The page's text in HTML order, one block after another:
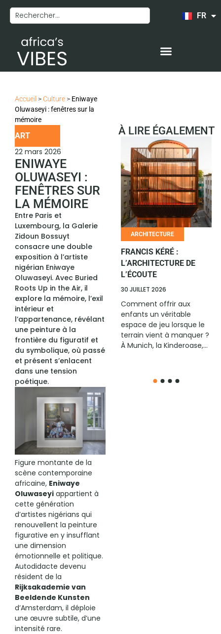
FR
EN
Accueil > Culture> Eniwaye
Oluwaseyi : fenêtres sur la
mémoire
ART
22 mars 2026
ENIWAYE
OLUWASEYI :
FENÊTRES SUR
LA MÉMOIRE
Entre Paris et
Luxembourg, la Galerie
Zidoun Bossuyt
consacre une double
exposition à l’artiste
nigérian Eniwaye
Oluwaseyi. Avec Buried
Roots Up in the Air, il
explore la mémoire, l’exil
intérieur et
l’appartenance, révélant
une peinture à la
frontière du figuratif et
du symbolique, où passé
et présent s’enlacent
dans une tension
poétique.
Figure montante de la
scène contemporaine
africaine, Eniwaye
Oluwaseyi appartient à
cette génération
d’artistes nigérians qui
renouvellent la peinture
figurative en y insufflant
une dimension
émotionnelle et politique.
Autodidacte devenu
résident de la
Rijksakademie van
Beeldende Kunsten
d’Amsterdam, il déploie
une œuvre subtile, d’une
intensité rare.
À LIRE ÉGALEMENT
HUMOUR
LE RIRE AFRICAIN
CHANGE D’ÉCHELLE
6 JUILLET 2026
Avec son édition All Stars
2026, remportée à
Cotonou par l’Ivoirien
Ange Borys, La Relève
Afrique confirme sa place
parmi...
ARCHITECTURE
FRANCIS KÉRÉ :
L’ARCHITECTURE DE
L’ÉCOUTE
30 JUILLET 2026
Comment offrir aux
enfants un véritable
espace de jeu lorsque le
terrain vient à manquer ?
À Munich, la Kinderoase,...